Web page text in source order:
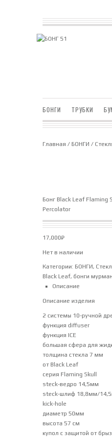
БОНГИ ТРУБКИ
Главная / БОНГИ /
Бонг Black Leaf Flaming
Percolator
17,000₽
Нет в наличии
Категории: БОНГИ,
Black Leaf, бонги
Описание
Описание изделия
2 системы 10-ручной
функция diffuser
функция ICE
большая сфера для
толщина стекла 7 мм
от Black Leaf
серия Flaming Skull
steck-ведро 14,5мм
steck-шлиф 18,8мм/
kick-hole
диаметр 50мм
высота 57 см
купол с защитой от